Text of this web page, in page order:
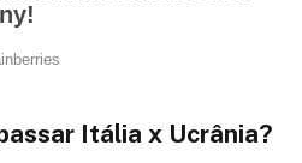
Itália x Ucrânia?